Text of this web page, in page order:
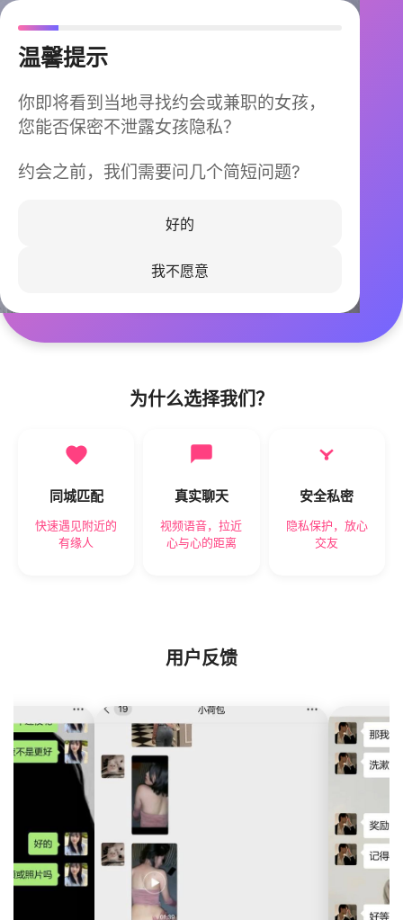
温馨提示
你即将看到当地寻找约会或兼职的女孩，
您能否保密不泄露女孩隐私？
约会之前，我们需要问几个简短问题?
好的
我不愿意
今晚不再孤单
同城快速匹配，马上认识身边的TA
立即下载
为什么选择我们？
同城匹配
快速遇见附近的
有缘人
真实聊天
视频语音，拉近
心与心的距离
安全私密
隐私保护，放心
交友
用户反馈